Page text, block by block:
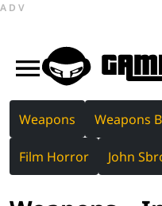
ADV
Weapons Weapons
Film Horror John